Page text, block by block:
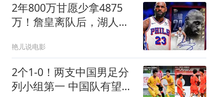
2年800万甘愿少拿4875
万！詹皇离队后，湖人砸
艳儿说电影
2个1-0！两支中国男足分
列小组第一 中国队有望跟